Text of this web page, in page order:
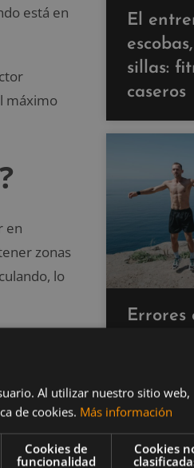
está en
máximo
en
zonas
lo
El
sillas:
caseros
Errores
hacer
Al utilizar nuestro sitio web,
de cookies. Más información
Cookies de
funcionalidad
Cookies